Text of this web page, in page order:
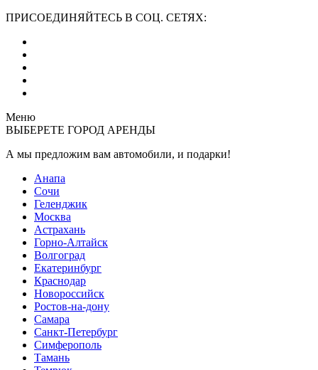
ПРИСОЕДИНЯЙТЕСЬ В СОЦ. СЕТЯХ:
Меню
ВЫБЕРЕТЕ ГОРОД АРЕНДЫ
А мы предложим вам автомобили, и подарки!
Анапа
Сочи
Геленджик
Москва
Астрахань
Горно-Алтайск
Волгоград
Екатеринбург
Краснодар
Новороссийск
Ростов-на-дону
Самара
Санкт-Петербург
Симферополь
Тамань